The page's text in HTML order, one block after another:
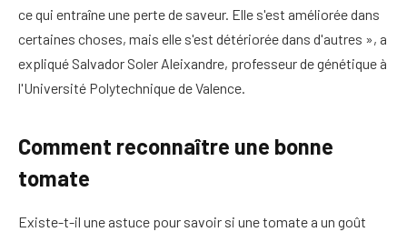
ce qui entraîne une perte de saveur. Elle s'est améliorée dans
certaines choses, mais elle s'est détériorée dans d'autres », a
expliqué Salvador Soler Aleixandre, professeur de génétique à
l'Université Polytechnique de Valence.
Comment reconnaître une bonne
tomate
Existe-t-il une astuce pour savoir si une tomate a un goût